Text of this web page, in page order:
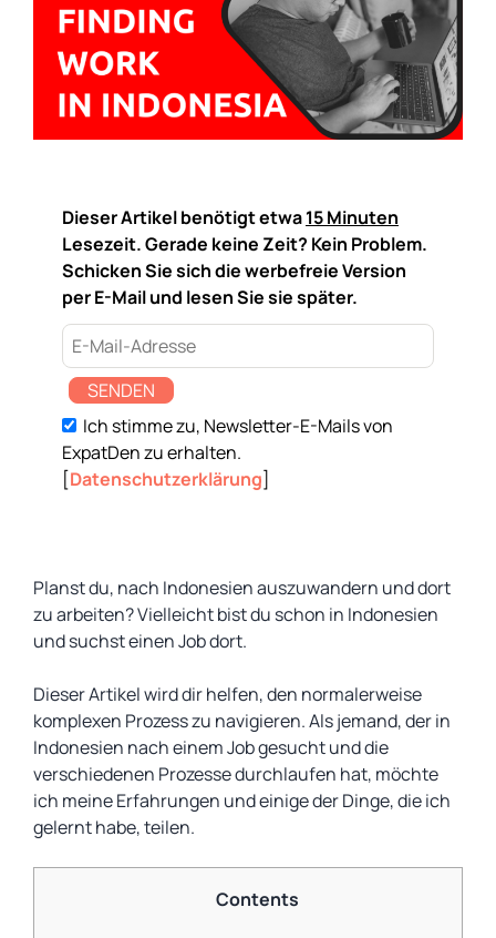
Dieser Artikel benötigt etwa15 Minuten
Lesezeit. Gerade keine Zeit? Kein Problem.
Schicken Sie sich die werbefreie Version
per E-Mail und lesen Sie sie später.
SENDEN
Ich stimme zu, Newsletter-E-Mails von
ExpatDen zu erhalten.
[Datenschutzerklärung]
Planst du, nach Indonesien auszuwandern und dort
zu arbeiten? Vielleicht bist du schon in Indonesien
und suchst einen Job dort.
Dieser Artikel wird dir helfen, den normalerweise
komplexen Prozess zu navigieren. Als jemand, der in
Indonesien nach einem Job gesucht und die
verschiedenen Prozesse durchlaufen hat, möchte
ich meine Erfahrungen und einige der Dinge, die ich
gelernt habe, teilen.
Contents